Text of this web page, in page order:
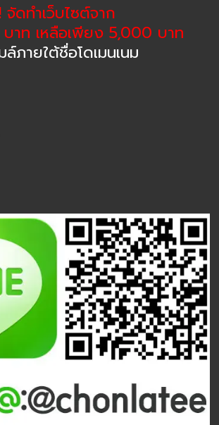
ดทำเว็บไซต์จาก
าท เหลือเพียง 5,000 บาท
ล์ภายใต้ชื่อโดเมนเนม